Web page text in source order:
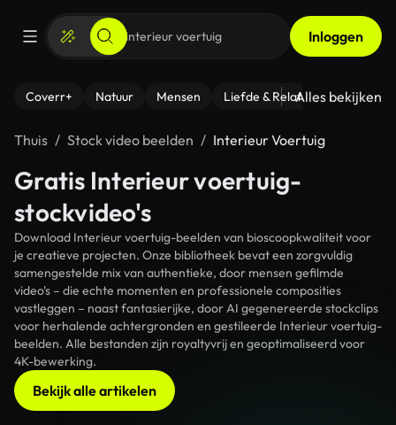
Inloggen
Coverr+ Natuur Mensen Liefde & Relaties - Fitness
Alles bekijken
Thuis Stock video beelden Interieur Voertuig
Gratis Interieur voertuig-
stockvideo's
Download Interieur voertuig-beelden van bioscoopkwaliteit voor
je creatieve projecten. Onze bibliotheek bevat een zorgvuldig
samengestelde mix van authentieke, door mensen gefilmde
video's – die echte momenten en professionele composities
vastleggen – naast fantasierijke, door AI gegenereerde stockclips
voor herhalende achtergronden en gestileerde Interieur voertuig-
beelden. Alle bestanden zijn royaltyvrij en geoptimaliseerd voor
4K-bewerking.
Bekijk alle artikelen